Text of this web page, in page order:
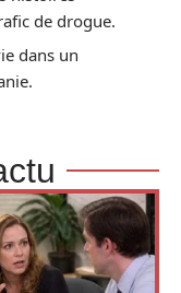
de drogue.
dans un